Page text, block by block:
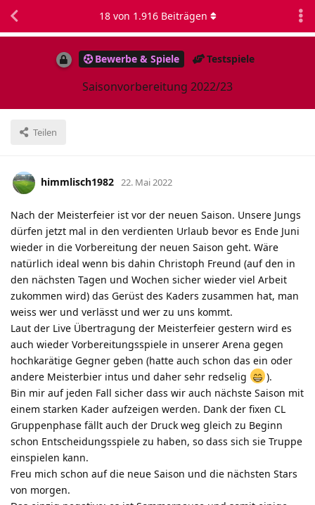
Bewerbe & Spiele Testspiele
Saisonvorbereitung 2022/23
Teilen
18von 1.916Beiträgen
himmlisch1982 22. Mai 2022
Nach der Meisterfeier ist vor der neuen Saison. Unsere Jungs
dürfen jetzt mal in den verdienten Urlaub bevor es Ende Juni
wieder in die Vorbereitung der neuen Saison geht. Wäre
natürlich ideal wenn bis dahin Christoph Freund (auf den in
den nächsten Tagen und Wochen sicher wieder viel Arbeit
zukommen wird) das Gerüst des Kaders zusammen hat, man
weiss wer und verlässt und wer zu uns kommt.
Laut der Live Übertragung der Meisterfeier gestern wird es
auch wieder Vorbereitungsspiele in unserer Arena gegen
hochkarätige Gegner geben (hatte auch schon das ein oder
andere Meisterbier intus und daher sehr redselig
).
Bin mir auf jeden Fall sicher dass wir auch nächste Saison mit
einem starken Kader aufzeigen werden. Dank der fixen CL
Gruppenphase fällt auch der Druck weg gleich zu Beginn
schon Entscheidungsspiele zu haben, so dass sich sie Truppe
einspielen kann.
Freu mich schon auf die neue Saison und die nächsten Stars
von morgen.